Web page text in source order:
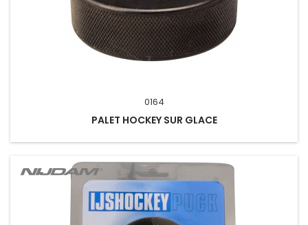
0164
PALET HOCKEY SUR GLACE